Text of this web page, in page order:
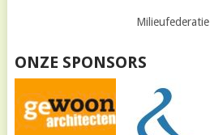
Milieufederatie
ONZE SPONSORS